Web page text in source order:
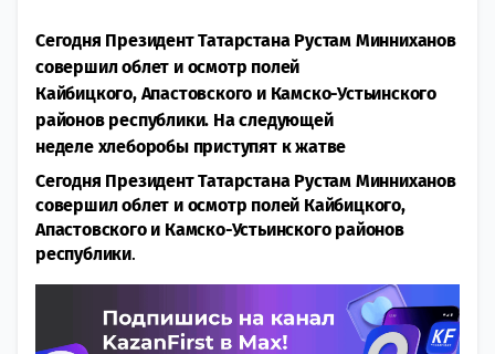
Сегодня Президент Татарстана Рустам Минниханов
совершил облет и осмотр полей
Кайбицкого, Апастовского и Камско-Устьинского
районов республики. На следующей
неделе хлеборобы приступят к жатве
Сегодня Президент Татарстана Рустам Минниханов
совершил облет и осмотр полей Кайбицкого,
Апастовского и Камско-Устьинского районов
республики.